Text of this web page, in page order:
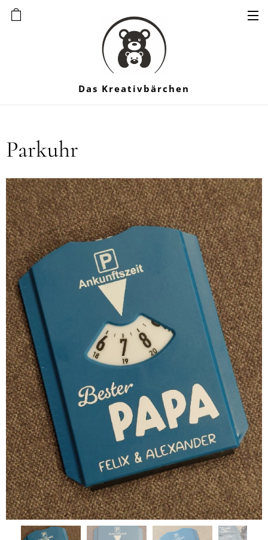
Das Kreativbärchen
Parkuhr
viele weitere passende Produkte für Papas und Mamas